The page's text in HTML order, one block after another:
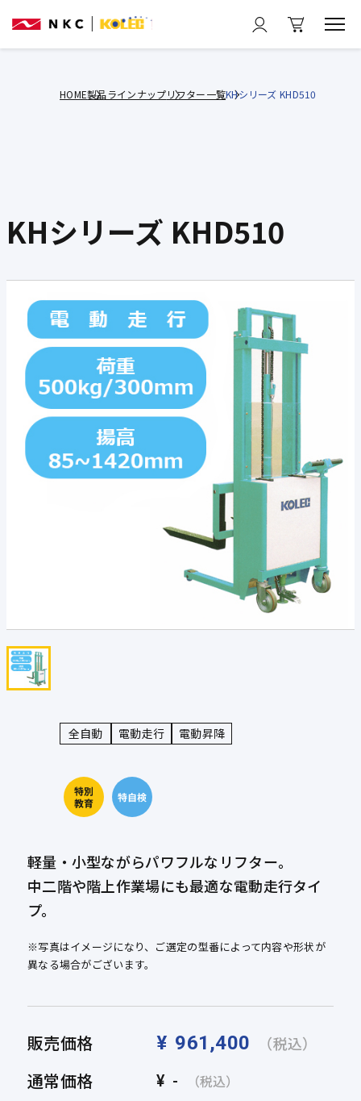
HOME製品ラインナップリフター一覧KHシリーズ KHD510
KHシリーズ KHD510
全自動 電動走行 電動昇降
軽量・小型ながらパワフルなリフター。
中二階や階上作業場にも最適な電動走行タイ
プ。
※写真はイメージになり、ご選定の型番によって内容や形状が
異なる場合がございます。
販売価格 ¥ 961,400 （税込）
通常価格 ¥ - （税込）